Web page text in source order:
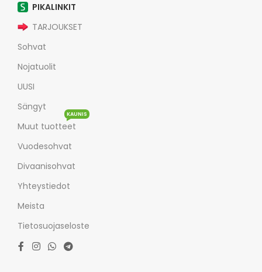
PIKALINKIT
TARJOUKSET
Sohvat
Nojatuolit
UUSI
Sängyt
Muut tuotteet
KAUNIS
Vuodesohvat
Divaanisohvat
Yhteystiedot
Meista
Tietosuojaseloste